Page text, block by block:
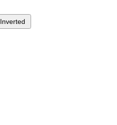
Inverted